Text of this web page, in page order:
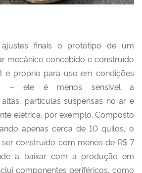
finais o protótipo de um
mecânico concebido e construído
e próprio para uso em condições
– ele é menos sensível a
partículas suspensas no ar e
elétrica, por exemplo. Composto
apenas cerca de 10 quilos, o
construído com menos de R$ 7
a baixar com a produção em
componentes periféricos, como